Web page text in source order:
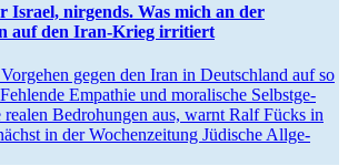
Israel, nirgends. Was mich an der
auf den Iran-Krieg irritiert
gegen den Iran in Deutschland auf so
Empathie und moralische Selbst­ge­
Bedro­hungen aus, warnt Ralf Fücks in
in der Wochen­zeitung Jüdische Allge­